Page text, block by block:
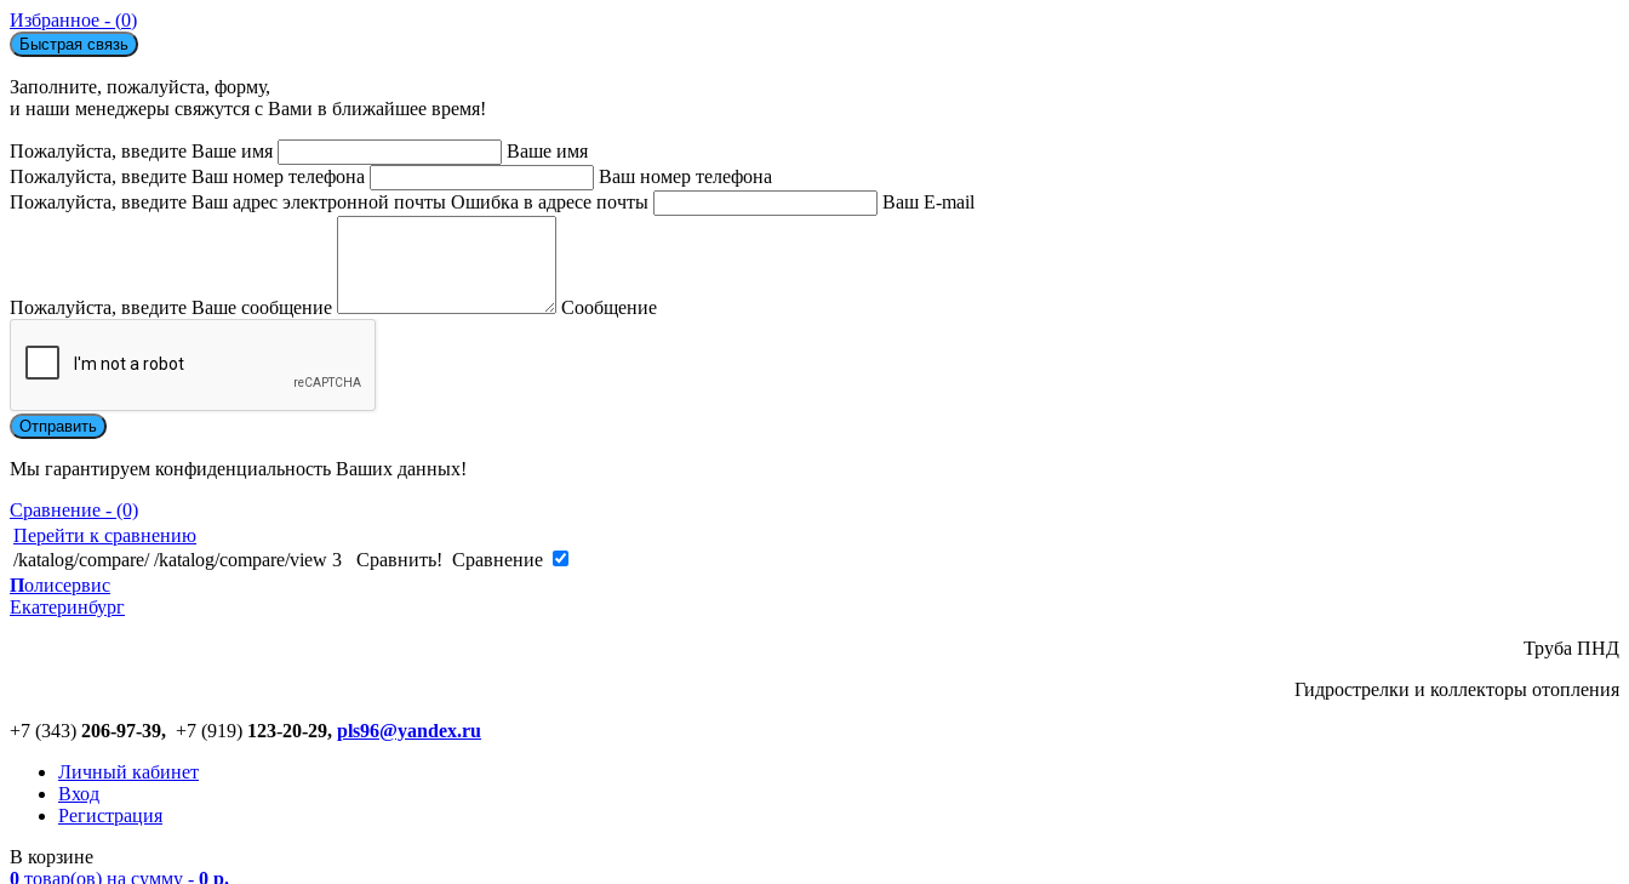
Избранное - (0)
Быстрая связь
Заполните, пожалуйста, форму,
и наши менеджеры свяжутся с Вами в ближайшее время!
Пожалуйста, введите Ваше имя
Ваше имя
Пожалуйста, введите Ваш номер телефона
Ваш номер телефона
Пожалуйста, введите Ваш адрес электронной почты Ошибка в адресе почты Ваш E-mail
Пожалуйста, введите Ваше сообщение Сообщение
Мы гарантируем конфиденциальность Ваших данных!
Сравнение - (0)
Перейти к сравнению
/katalog/compare/ /katalog/compare/view 3 Сравнить! Cравнение
Полисервис
Екатеринбург
Труба ПНД
Гидрострелки и коллекторы отопления
+7 (343) 206-97-39, +7 (919) 123-20-29, pls96@yandex.ru
Личный кабинет
Вход
Регистрация
В корзине
0 товар(ов) на сумму - 0 р.